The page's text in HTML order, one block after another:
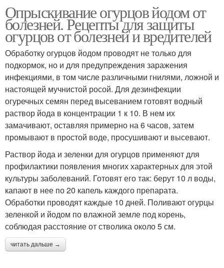
Опрыскивание огурцов йодом от
болезней. Рецепты для защиты
огурцов от болезней и вредителей
Обработку огурцов йодом проводят не только для
подкормок, но и для предупреждения заражения
инфекциями, в том числе различными гнилями, ложной и
настоящей мучнистой росой. Для дезинфекции
огуречных семян перед высеванием готовят водный
раствор йода в концентрации 1 к 10. В нем их
замачивают, оставляя примерно на 6 часов, затем
промывают в простой воде, просушивают и высевают.
Раствор йода и зеленки для огурцов применяют для
профилактики появления многих характерных для этой
культуры заболеваний. Готовят его так: берут 10 л воды,
капают в нее по 20 капель каждого препарата.
Обработки проводят каждые 10 дней. Поливают огурцы
зеленкой и йодом по влажной земле под корень,
соблюдая расстояние от стволика около 5 см.
читать дальше →